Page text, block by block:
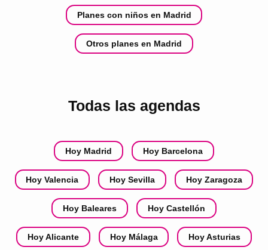
Planes con niños en Madrid
Otros planes en Madrid
Todas las agendas
Hoy Madrid Hoy Barcelona
Hoy Valencia Hoy Sevilla Hoy Zaragoza
Hoy Baleares Hoy Castellón
Hoy Alicante Hoy Málaga Hoy Asturias